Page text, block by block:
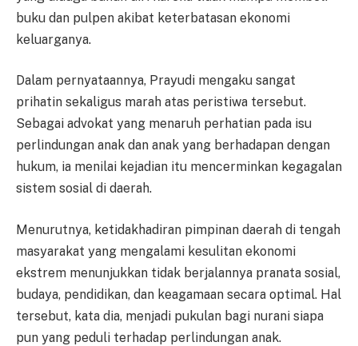
buku dan pulpen akibat keterbatasan ekonomi
keluarganya.
Dalam pernyataannya, Prayudi mengaku sangat
prihatin sekaligus marah atas peristiwa tersebut.
Sebagai advokat yang menaruh perhatian pada isu
perlindungan anak dan anak yang berhadapan dengan
hukum, ia menilai kejadian itu mencerminkan kegagalan
sistem sosial di daerah.
Menurutnya, ketidakhadiran pimpinan daerah di tengah
masyarakat yang mengalami kesulitan ekonomi
ekstrem menunjukkan tidak berjalannya pranata sosial,
budaya, pendidikan, dan keagamaan secara optimal. Hal
tersebut, kata dia, menjadi pukulan bagi nurani siapa
pun yang peduli terhadap perlindungan anak.